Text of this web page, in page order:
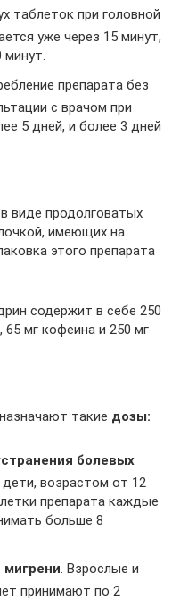
таблеток при головной
уже через 15 минут,
препарата без
с врачом при
5 дней, и более 3 дней
виде продолговатых
имеющих на
этого препарата
содержит в себе 250
мг кофеина и 250 мг
такие дозы:
болевых
возрастом от 12
препарата каждые
больше 8
мигрени. Взрослые и
принимают по 2